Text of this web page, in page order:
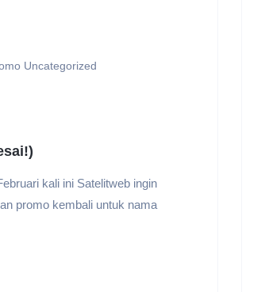
Uncategorized
kali ini Satelitweb ingin
promo kembali untuk nama